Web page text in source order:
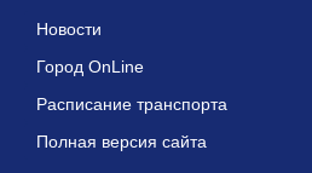
Новости
Город OnLine
Расписание транспорта
Полная версия сайта